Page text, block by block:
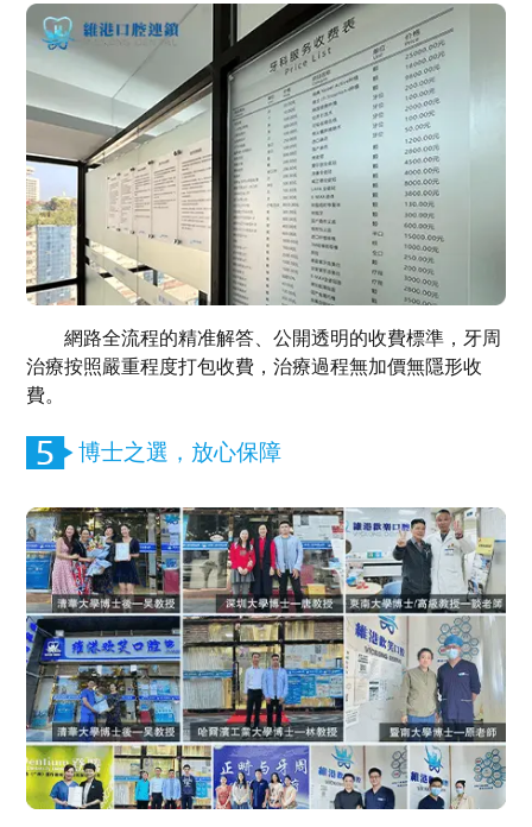
網路全流程的精准解答、公開透明的收費標準，牙周
治療按照嚴重程度打包收費，治療過程無加價無隱形收
費。
博士之選，放心保障